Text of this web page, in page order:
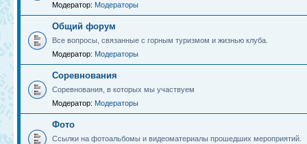
Модератор: Модераторы
Общий форум
Все вопросы, связанные с горным туризмом и жизнью клуба.
Модератор: Модераторы
Соревнования
Соревнования, в которых мы участвуем
Модератор: Модераторы
Фото
Ссылки на фотоальбомы и видеоматериалы прошедших мероприятий.